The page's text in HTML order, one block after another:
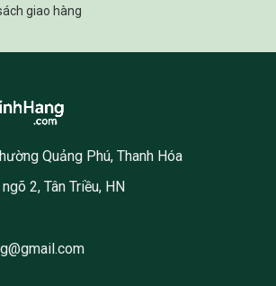
giao hàng
Quảng Phú, Thanh Hóa
2, Tân Triều, HN